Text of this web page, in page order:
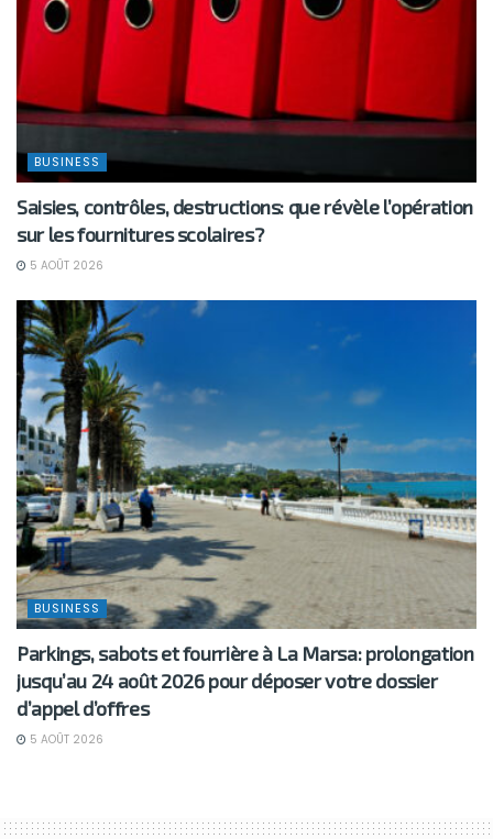
BUSINESS
Saisies, contrôles, destructions: que révèle l’opération
sur les fournitures scolaires?
5 AOÛT 2026
BUSINESS
Parkings, sabots et fourrière à La Marsa: prolongation
jusqu’au 24 août 2026 pour déposer votre dossier
d’appel d’offres
5 AOÛT 2026